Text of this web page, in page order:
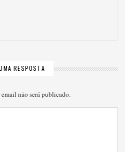
RESPOSTA
email não será publicado.